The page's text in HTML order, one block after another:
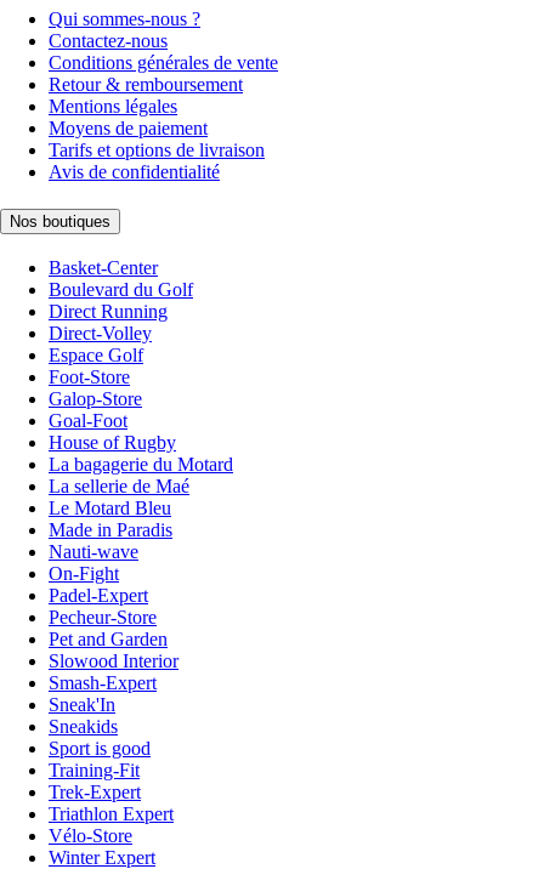
Qui sommes-nous ?
Contactez-nous
Conditions générales de vente
Retour & remboursement
Mentions légales
Moyens de paiement
Tarifs et options de livraison
Avis de confidentialité
Nos boutiques
Basket-Center
Boulevard du Golf
Direct Running
Direct-Volley
Espace Golf
Foot-Store
Galop-Store
Goal-Foot
House of Rugby
La bagagerie du Motard
La sellerie de Maé
Le Motard Bleu
Made in Paradis
Nauti-wave
On-Fight
Padel-Expert
Pecheur-Store
Pet and Garden
Slowood Interior
Smash-Expert
Sneak'In
Sneakids
Sport is good
Training-Fit
Trek-Expert
Triathlon Expert
Vélo-Store
Winter Expert